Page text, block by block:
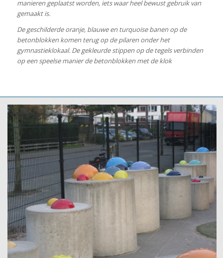
manieren geplaatst worden, iets waar heel bewust gebruik van
gemaakt is.
De geschilderde oranje, blauwe en turquoise banen op de
betonblokken komen terug op de pilaren onder het
gymnastieklokaal. De gekleurde stippen op de tegels verbinden
op een speelse manier de betonblokken met de klok